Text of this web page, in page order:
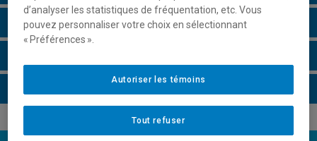
Horaire - Été 2026
d’analyser les statistiques de fréquentation, etc. Vous
pouvez personnaliser votre choix en sélectionnant
« Préférences ».
Tout refuser
Autoriser les témoins